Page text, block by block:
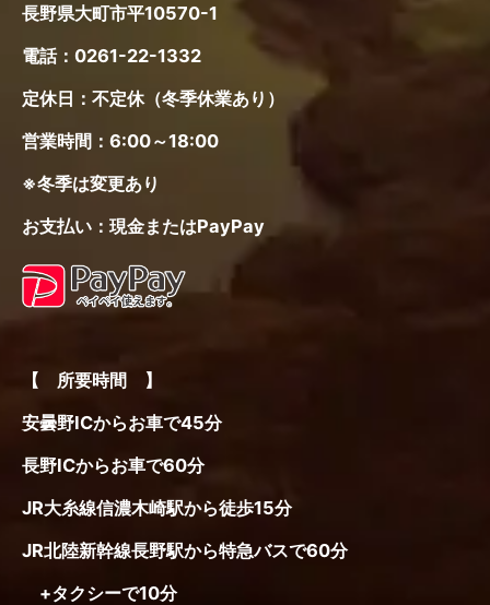
長野県大町市平10570-1
電話： 0261-22-1332
定休日：不定休（冬季休業あり）
営業時間：6:00～18:00
※冬季は変更あり
お支払い：現金またはPayPay
【 所要時間 】
安曇野ICからお車で45分
長野ICからお車で60分
JR大糸線信濃木崎駅から徒歩15分
JR北陸新幹線長野駅から特急バスで60分
+タクシーで10分